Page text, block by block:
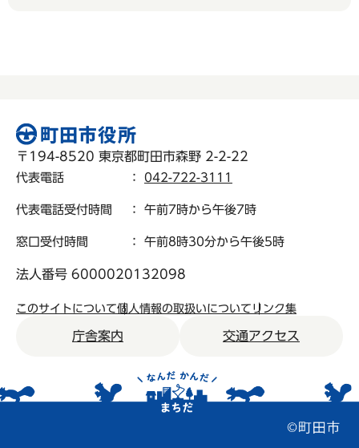
〒194-8520 東京都町田市森野 2-2-22
代表電話 ： 042-722-3111
代表電話受付時間 ： 午前7時から午後7時
窓口受付時間 ： 午前8時30分から午後5時
法人番号 6000020132098
このサイトについて個人情報の取扱いについて リンク集
庁舎案内 交通アクセス